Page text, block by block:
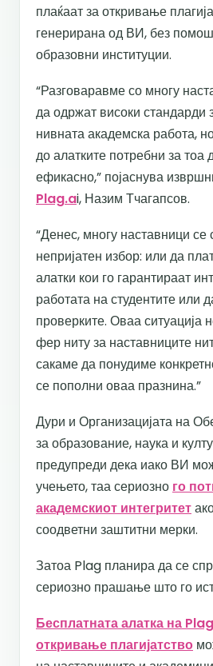
плаќаат за откривање
генерирана од ВИ, без
образовни институции.
“Разговаравме со многу
да одржат високи стандарди
нивната академска работа,
до алатките потребни за тоа
ефикасно,” појаснува
Plag.ai, Назим Тчагапсов.
“Денес, многу наставници се
непријатен избор: или да
алатки кои го гарантираат
работата на студентите или
проверките. Оваа ситуација
фер ниту за наставниците
сакаме да понудиме
се пополни оваа празнина.”
Дури и Организацијата на
за образование, наука и
предупреди дека иако ВИ
учењето, таа сериозно го
академскиот интегритет
соодветни заштитни мерки.
Затоа Plag планира да се
сериозно прашање што го
Бесплатната алатка на
откривање плагијатство